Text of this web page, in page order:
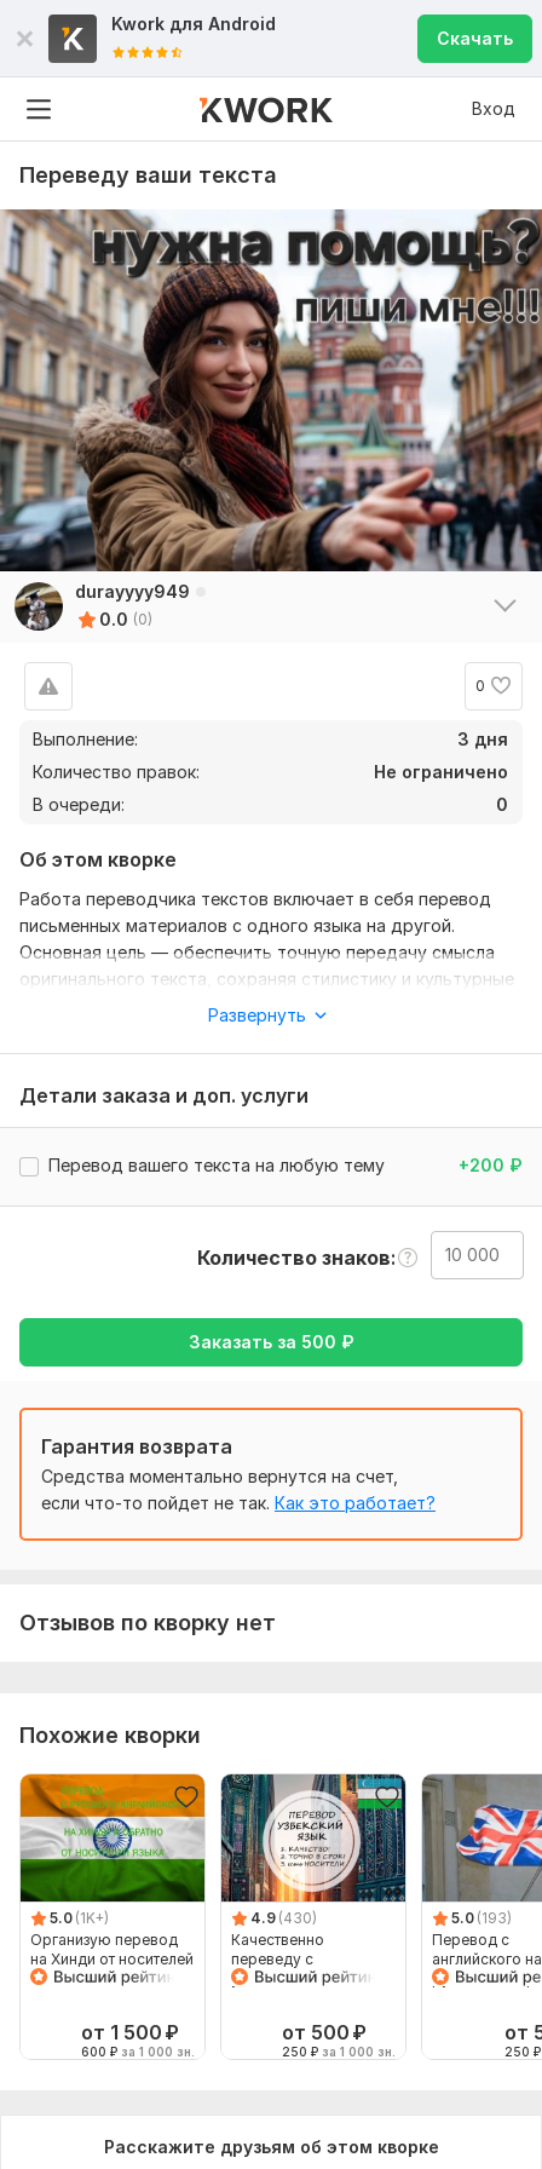
Kwork для Android
Скачать
Вход
Переведу ваши текста
durayyyy949
0.0 (0)
0
Выполнение:
3 дня
Количество правок:
Не ограничено
В очереди:
0
Об этом кворке
Работа переводчика текстов включает в себя перевод
письменных материалов с одного языка на другой.
Основная цель — обеспечить точную передачу смысла
оригинального текста, сохраняя стилистику и культурные
особенности. Переводчики должны владеть языками на
высоком уровне, разбираться в тематике материала и
учитывать контекст перевода.
Нужно для заказа:
Чтобы выполнить ваш заказ, мне потребуется от вас
задание. Опишите, что именно вы хотите получить, какие у
вас предпочтения. Пришлите нужные файлы и доступы,
если они нужны для выполнения заказа.
Кулинария, Образование и наука,Товары и
Язык перевода:
с Английского на Русский
Объем услуги в кворке: 10 000 знаков
Развернуть
Детали заказа и доп. услуги
Перевод вашего текста на любую тему +200 ₽
Количество знаков
Заказать за 500 ₽
Гарантия возврата
Средства моментально вернутся на счет,
если что-то пойдет не так. Как это работает?
Отзывов по кворку нет
Похожие кворки
5.0 (1K+)
Организую перевод
на Хинди от носителей
языка
от 1 500 ₽
600 ₽ за 1 000 зн.
4.9 (430)
Качественно
переведу с
узбекского и на
от 500 ₽
250 ₽ за 1 000 зн.
5.0 (193)
Перевод с
английского на
русский и
от
250 ₽
Расскажите друзьям об этом кворке